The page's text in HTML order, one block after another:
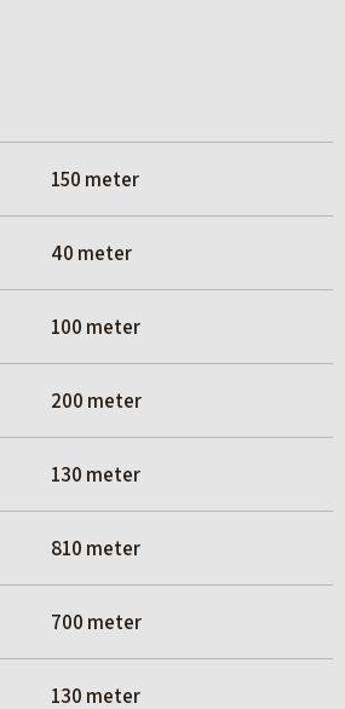
150 meter
40 meter
100 meter
200 meter
130 meter
810 meter
700 meter
130 meter